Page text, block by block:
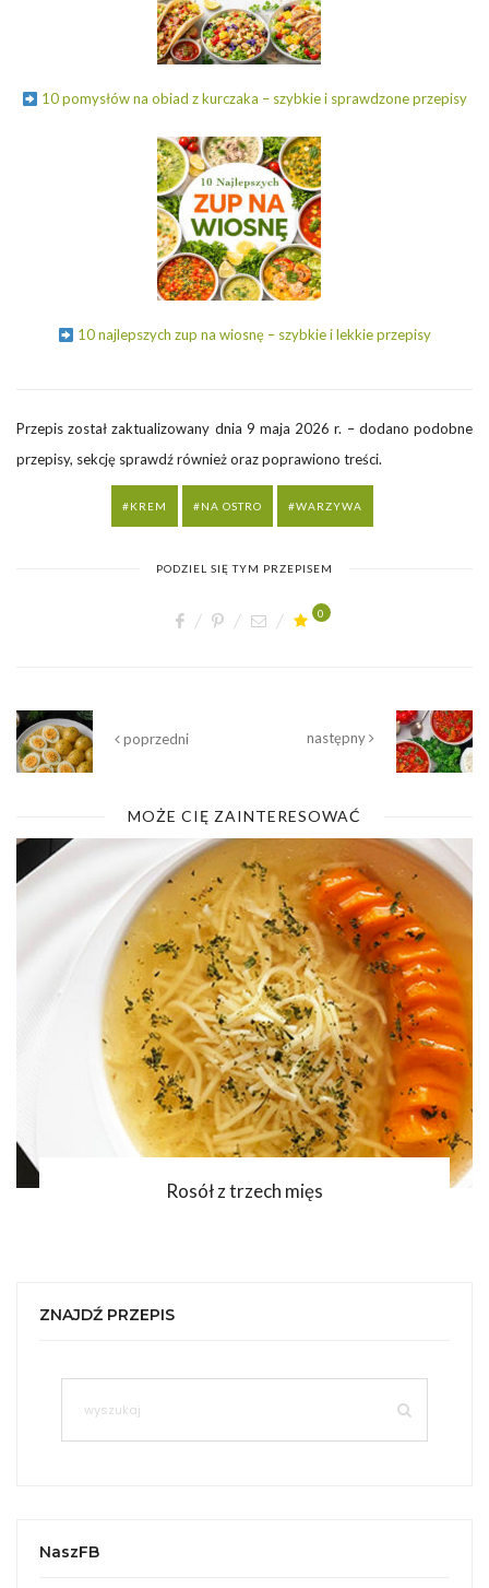
10 pomysłów na obiad z kurczaka – szybkie i sprawdzone przepisy
10 najlepszych zup na wiosnę – szybkie i lekkie przepisy
Przepis został zaktualizowany dnia 9 maja 2026 r. – dodano podobne
przepisy, sekcję sprawdź również oraz poprawiono treści.
KREM NA OSTRO WARZYWA
PODZIEL SIĘ TYM PRZEPISEM
0
poprzedni następny
MOŻE CIĘ ZAINTERESOWAĆ
Rosół z trzech mięs
ZNAJDŹ PRZEPIS
NaszFB